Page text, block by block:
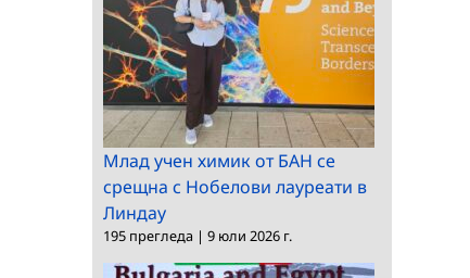
Млад учен химик от БАН се
срещна с Нобелови лауреати в
Линдау
195 прегледа | 9 юли 2026 г.